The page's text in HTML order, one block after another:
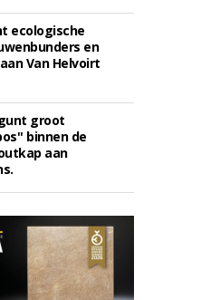
ecologische
en
Van Helvoirt
groot
binnen de
aan